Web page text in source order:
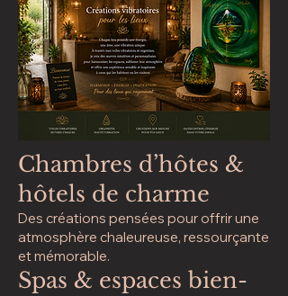
Chambres d’hôtes &
hôtels de charme
Des créations pensées pour offrir une
atmosphère chaleureuse, ressourçante
et mémorable.
Spas & espaces bien-